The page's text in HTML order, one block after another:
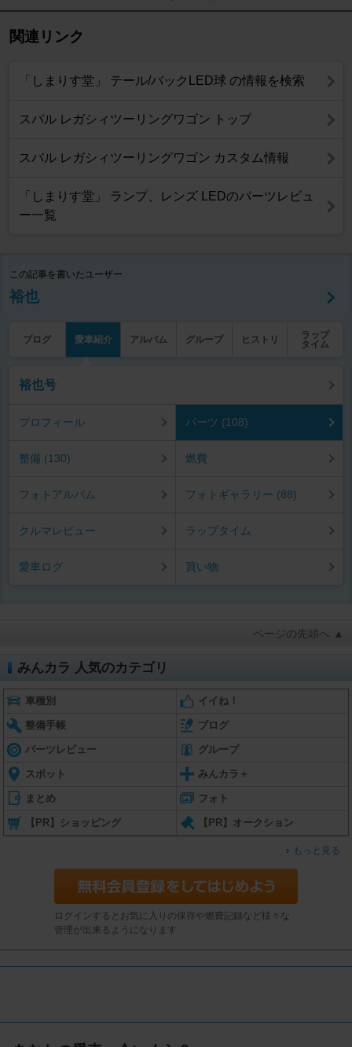
関連リンク
「しまりす堂」 テール/バックLED球 の情報を検索
スバル レガシィツーリングワゴン トップ
スバル レガシィツーリングワゴン カスタム情報
「しまりす堂」 ランプ、レンズ LEDのパーツレビュ
ー一覧
この記事を書いたユーザー
裕也
ブログ 愛車紹介 アルバム グループ ヒストリ
ラップ
タイム
裕也号
プロフィール パーツ (108)
整備 (130) 燃費
フォトアルバム フォトギャラリー (88)
クルマレビュー ラップタイム
愛車ログ 買い物
ページの先頭へ ▲
みんカラ 人気のカテゴリ
車種別 イイね！
整備手帳 ブログ
パーツレビュー グループ
スポット みんカラ＋
まとめ フォト
【PR】ショッピング 【PR】オークション
もっと見る
ログインするとお気に入りの保存や燃費記録など様々な
管理が出来るようになります